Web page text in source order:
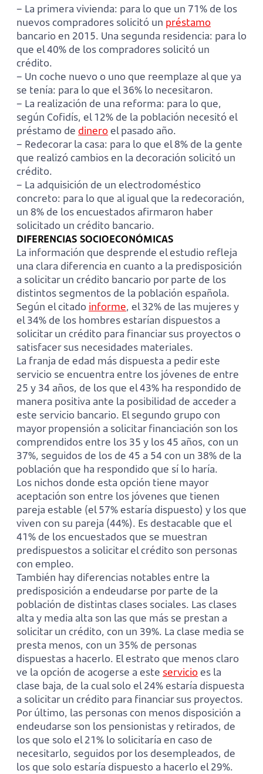
– La primera vivienda: para lo que un 71% de los
nuevos compradores solicitó un préstamo
bancario en 2015. Una segunda residencia: para lo
que el 40% de los compradores solicitó un
crédito.
– Un coche nuevo o uno que reemplaze al que ya
se tenía: para lo que el 36% lo necesitaron.
– La realización de una reforma: para lo que,
según Cofidís, el 12% de la población necesitó el
préstamo de dineroel pasado año.
– Redecorar la casa: para lo que el 8% de la gente
que realizó cambios en la decoración solicitó un
crédito.
– La adquisición de un electrodoméstico
concreto: para lo que al igual que la redecoración,
un 8% de los encuestados afirmaron haber
solicitado un crédito bancario.
DIFERENCIAS SOCIOECONÓMICAS
La información que desprende el estudio refleja
una clara diferencia en cuanto a la predisposición
a solicitar un crédito bancario por parte de los
distintos segmentos de la población española.
Según el citado informe, el 32% de las mujeres y
el 34% de los hombres estarían dispuestos a
solicitar un crédito para financiar sus proyectos o
satisfacer sus necesidades materiales.
La franja de edad más dispuesta a pedir este
servicio se encuentra entre los jóvenes de entre
25 y 34 años, de los que el 43% ha respondido de
manera positiva ante la posibilidad de acceder a
este servicio bancario. El segundo grupo con
mayor propensión a solicitar financiación son los
comprendidos entre los 35 y los 45 años, con un
37%, seguidos de los de 45 a 54 con un 38% de la
población que ha respondido que sí lo haría.
Los nichos donde esta opción tiene mayor
aceptación son entre los jóvenes que tienen
pareja estable (el 57% estaría dispuesto) y los que
viven con su pareja (44%). Es destacable que el
41% de los encuestados que se muestran
predispuestos a solicitar el crédito son personas
con empleo.
También hay diferencias notables entre la
predisposición a endeudarse por parte de la
población de distintas clases sociales. Las clases
alta y media alta son las que más se prestan a
solicitar un crédito, con un 39%. La clase media se
presta menos, con un 35% de personas
dispuestas a hacerlo. El estrato que menos claro
ve la opción de acogerse a este servicioes la
clase baja, de la cual solo el 24% estaría dispuesta
a solicitar un crédito para financiar sus proyectos.
Por último, las personas con menos disposición a
endeudarse son los pensionistas y retirados, de
los que solo el 21% lo solicitaría en caso de
necesitarlo, seguidos por los desempleados, de
los que solo estaría dispuesto a hacerlo el 29%.